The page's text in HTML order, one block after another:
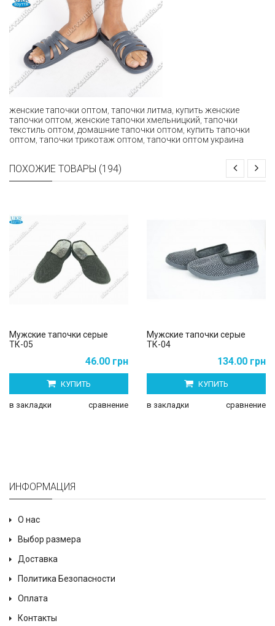
женские тапочки оптом тапочки литма купить женские
тапочки оптом женские тапочки хмельницкий тапочки
текстиль оптом домашние тапочки оптом купить тапочки
оптом тапочки трикотаж оптом тапочки оптом украина
ПОХОЖИЕ ТОВАРЫ (194)
Мужские тапочки серые
ТК-05
46.00 грн
КУПИТЬ
в закладки сравнение
Мужские тапочки серые
ТК-04
134.00 грн
КУПИТЬ
в закладки сравнение
ИНФОРМАЦИЯ
О нас
Выбор размера
Доставка
Политика Безопасности
Оплата
Контакты